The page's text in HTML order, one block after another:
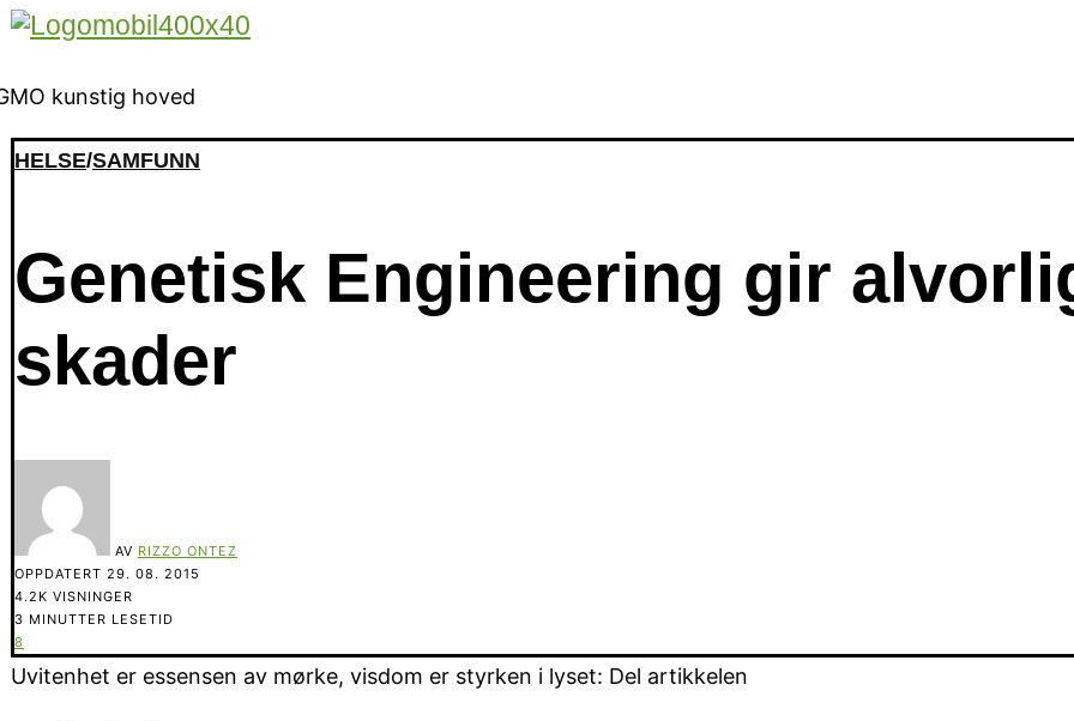
HELSE/SAMFUNN
Genetisk Engineering gir
skader
AV RIZZO ONTEZ
OPPDATERT 29. 08. 2015
4.2K VISNINGER
3 MINUTTER LESETID
8
Uvitenhet er essensen av mørke, visdom er styrken i lyset: Del artikkelen